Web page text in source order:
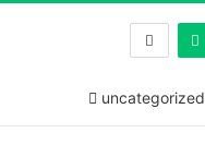
uncategorized